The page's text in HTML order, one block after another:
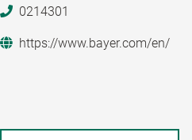
0214301
https://www.bayer.com/en/